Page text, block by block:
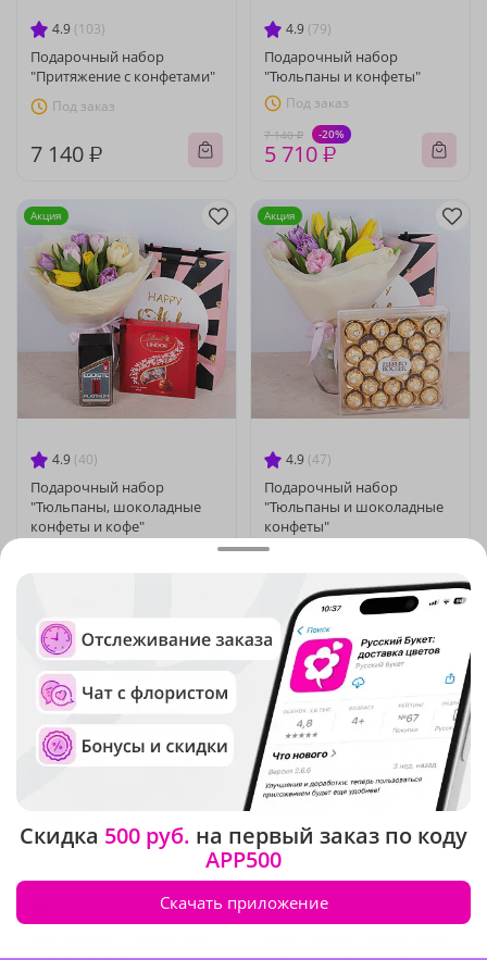
4.9 (103)
Подарочный набор
"Притяжение с конфетами"
Под заказ
7 140 ₽
4.9 (79)
Подарочный набор
"Тюльпаны и конфеты"
Под заказ
7 140 ₽ -20%
5 710 ₽
4.9 (40)
Подарочный набор
"Тюльпаны, шоколадные
конфеты и кофе"
Акция
4.9 (47)
Подарочный набор
"Тюльпаны и шоколадные
конфеты"
6 200 ₽
Акция
5(21)
Скидка 500 руб. на первый заказ по коду
APP500
Скачать приложение